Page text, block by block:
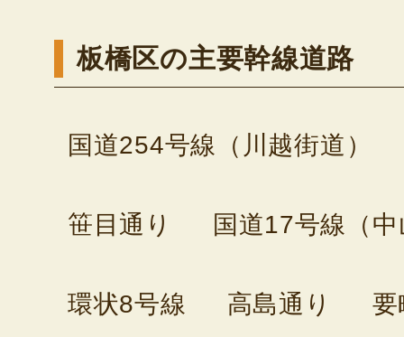
板橋区の主要幹線道路
国道254号線（川越街道）
笹目通り 国道17号線（
環状8号線 高島通り 要